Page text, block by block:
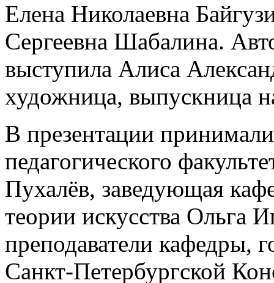
Елена Николаевна
Сергеевна Шабалина.
выступила Алиса
художница, выпускница
В презентации
педагогического
Пухалёв, заведующая
теории искусства Ольга
преподаватели кафедры,
Санкт-Петербургской